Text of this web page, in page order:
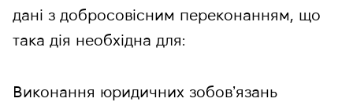
дані з добросовісним переконанням, що
така дія необхідна для:
Виконання юридичних зобовʼязань